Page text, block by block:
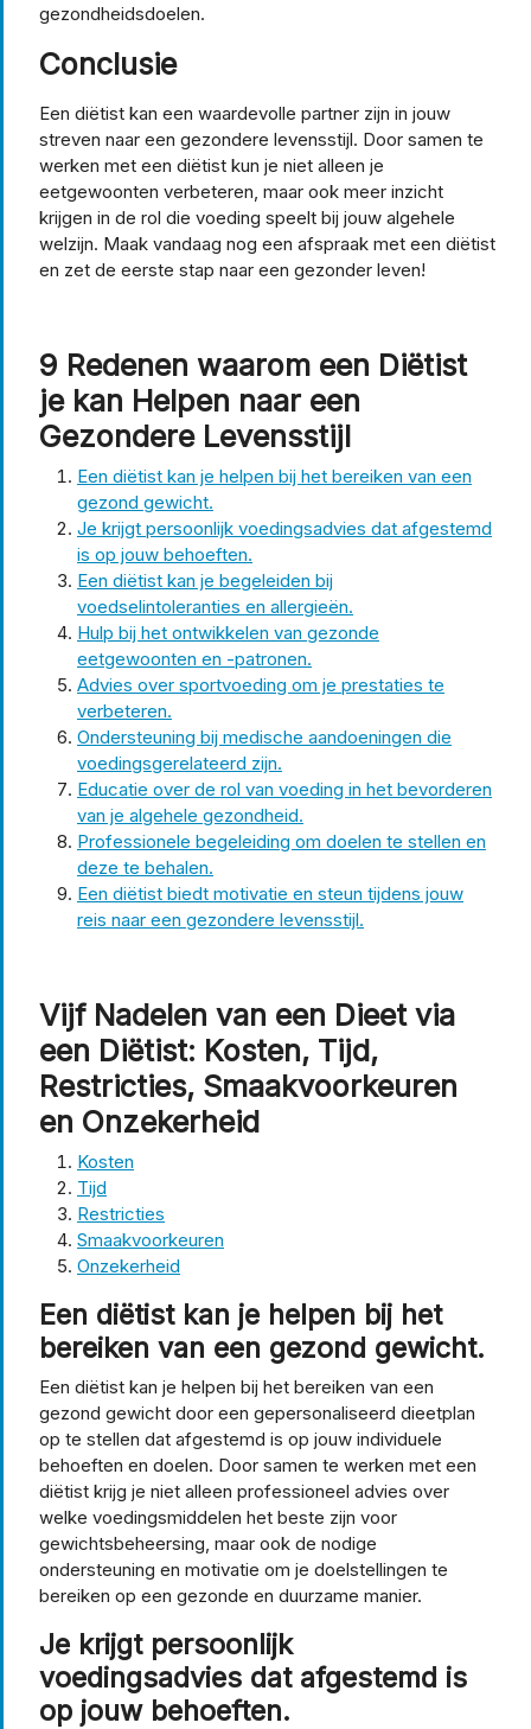
gezondheidsdoelen.
Conclusie
Een diëtist kan een waardevolle partner zijn in jouw
streven naar een gezondere levensstijl. Door samen te
werken met een diëtist kun je niet alleen je
eetgewoonten verbeteren, maar ook meer inzicht
krijgen in de rol die voeding speelt bij jouw algehele
welzijn. Maak vandaag nog een afspraak met een diëtist
en zet de eerste stap naar een gezonder leven!
9 Redenen waarom een Diëtist
je kan Helpen naar een
Gezondere Levensstijl
Een diëtist kan je helpen bij het bereiken van een
gezond gewicht.
Je krijgt persoonlijk voedingsadvies dat afgestemd
is op jouw behoeften.
Een diëtist kan je begeleiden bij
voedselintoleranties en allergieën.
Hulp bij het ontwikkelen van gezonde
eetgewoonten en -patronen.
Advies over sportvoeding om je prestaties te
verbeteren.
Ondersteuning bij medische aandoeningen die
voedingsgerelateerd zijn.
Educatie over de rol van voeding in het bevorderen
van je algehele gezondheid.
Professionele begeleiding om doelen te stellen en
deze te behalen.
Een diëtist biedt motivatie en steun tijdens jouw
reis naar een gezondere levensstijl.
Vijf Nadelen van een Dieet via
een Diëtist: Kosten, Tijd,
Restricties, Smaakvoorkeuren
en Onzekerheid
Kosten
Tijd
Restricties
Smaakvoorkeuren
Onzekerheid
Een diëtist kan je helpen bij het
bereiken van een gezond gewicht.
Een diëtist kan je helpen bij het bereiken van een
gezond gewicht door een gepersonaliseerd dieetplan
op te stellen dat afgestemd is op jouw individuele
behoeften en doelen. Door samen te werken met een
diëtist krijg je niet alleen professioneel advies over
welke voedingsmiddelen het beste zijn voor
gewichtsbeheersing, maar ook de nodige
ondersteuning en motivatie om je doelstellingen te
bereiken op een gezonde en duurzame manier.
Je krijgt persoonlijk
voedingsadvies dat afgestemd is
op jouw behoeften.